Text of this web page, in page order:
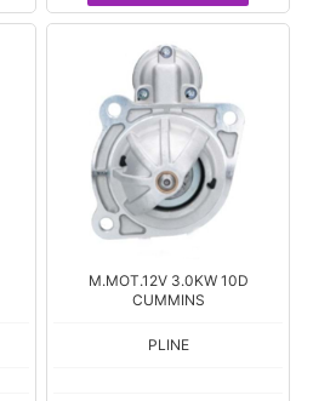
M.MOT.12V 3.0KW 10D
CUMMINS
PLINE